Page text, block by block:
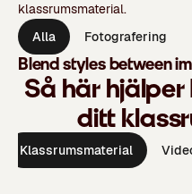
klassrumsmaterial.
Alla
Fotografering
Blend styles between
Så här
ditt
Klassrumsmaterial